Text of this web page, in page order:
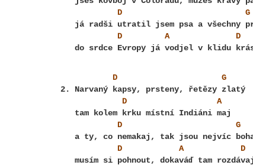
D
G
D
A
D
D
G
D
A
D
G
D
A
D